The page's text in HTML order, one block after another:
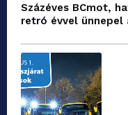
Százéves BCmot,
retró évvel ünnepel